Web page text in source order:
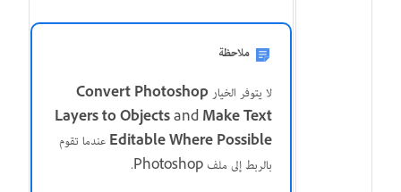
ملاحظة
لا يتوفر الخيارConvert Photoshop
Layers to ObjectsandMake Text
Editable Where Possibleعندما تقوم
بالربط إلى ملف Photoshop.